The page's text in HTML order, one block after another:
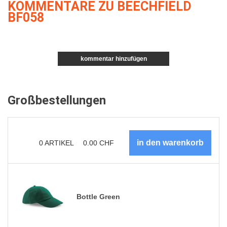
KOMMENTARE ZU BEECHFIELD
BF058
kommentar hinzufügen
Großbestellungen
0ARTIKEL 0.00 CHF
Bottle Green